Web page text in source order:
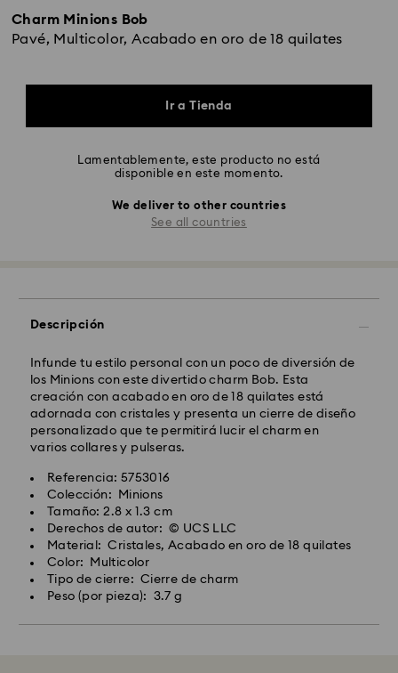
Charm Minions Bob
Pavé, Multicolor, Acabado en oro de 18 quilates
Ir a Tienda
Lamentablemente, este producto no está
disponible en este momento.
We deliver to other countries
See all countries
Descripción
Infunde tu estilo personal con un poco de diversión de
los Minions con este divertido charm Bob. Esta
creación con acabado en oro de 18 quilates está
adornada con cristales y presenta un cierre de diseño
personalizado que te permitirá lucir el charm en
varios collares y pulseras.
Referencia: 5753016
Colección: Minions
Tamaño: 2.8 x 1.3 cm
Derechos de autor: © UCS LLC
Material: Cristales, Acabado en oro de 18 quilates
Color: Multicolor
Tipo de cierre: Cierre de charm
Peso (por pieza): 3.7 g